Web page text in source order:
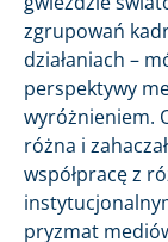
zgrupowań
działaniach –
perspektywy
wyróżnieniem.
różna i
współpracę z
pryzmat